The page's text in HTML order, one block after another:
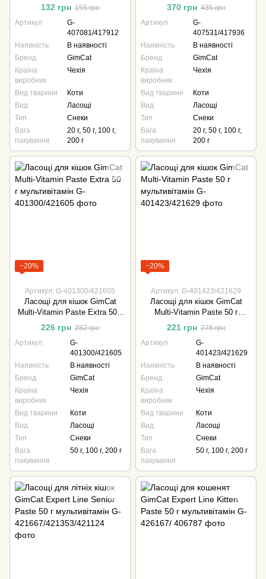
вовни
132 грн 155 грн
Артикул
G-
407081/417912
Наявність
В наявності
Бренд
GimCat
Країна
виробник
Чехія
Вид тварини
Коти
Вид
Ласощі
Тип
Снеки
Вага
пакування
20 г, 50 г, 100 г,
200 г
виведення вовни
370 грн 435 грн
Артикул
G-
407531/417936
Наявність
В наявності
Бренд
GimCat
Країна
виробник
Чехія
Вид тварини
Коти
Вид
Ласощі
Тип
Снеки
Вага
пакування
20 г, 50 г, 100 г,
200 г
−20%
Артикул: G-401300/421605
Ласощі для кішок GimCat
Multi-Vitamin Paste Extra 50 г
мультивітамін
226 грн 282 грн
Артикул
G-
401300/421605
Наявність
В наявності
Бренд
GimCat
Країна
виробник
Чехія
Вид тварини
Коти
Вид
Ласощі
Тип
Снеки
Вага
пакування
50 г, 100 г, 200 г
−20%
Артикул: G-401423/421629
Ласощі для кішок GimCat
Multi-Vitamin Paste 50 г
мультивітамін
221 грн 276 грн
Артикул
G-
401423/421629
Наявність
В наявності
Бренд
GimCat
Країна
виробник
Чехія
Вид тварини
Коти
Вид
Ласощі
Тип
Снеки
Вага
пакування
50 г, 100 г, 200 г